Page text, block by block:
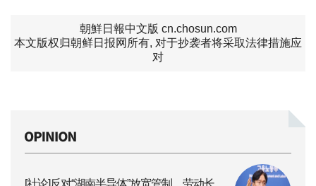
朝鮮日報中文版 cn.chosun.com
本文版权归朝鲜日报网所有, 对于抄袭者将采取法律措施应
对
[社论]反对“湖南半导体”放宽管制，劳动长